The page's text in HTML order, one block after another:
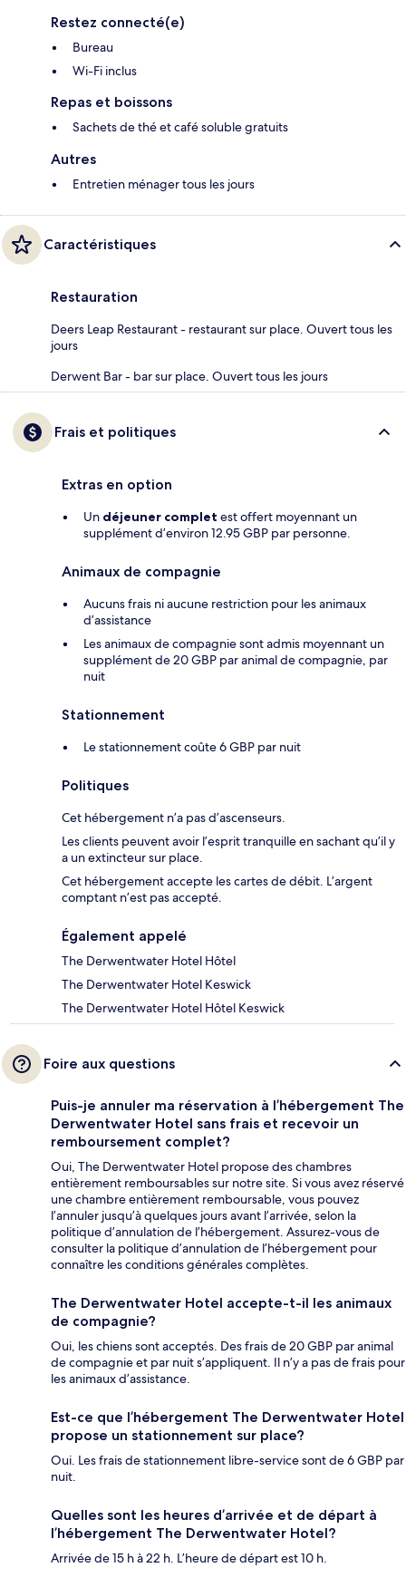
Restez connecté(e)
Bureau
Wi-Fi inclus
Repas et boissons
Sachets de thé et café soluble gratuits
Autres
Entretien ménager tous les jours
Caractéristiques
Restauration
Deers Leap Restaurant - restaurant sur place. Ouvert tous les
jours
Derwent Bar - bar sur place. Ouvert tous les jours
Frais et politiques
Extras en option
Un déjeuner complet est offert moyennant un
supplément d’environ 12.95 GBP par personne.
Animaux de compagnie
Aucuns frais ni aucune restriction pour les animaux
d’assistance
Les animaux de compagnie sont admis moyennant un
supplément de 20 GBP par animal de compagnie, par
nuit
Stationnement
Le stationnement coûte 6 GBP par nuit
Politiques
Cet hébergement n’a pas d’ascenseurs.
Les clients peuvent avoir l’esprit tranquille en sachant qu’il y
a un extincteur sur place.
Cet hébergement accepte les cartes de débit. L’argent
comptant n’est pas accepté.
Également appelé
The Derwentwater Hotel Hôtel
The Derwentwater Hotel Keswick
The Derwentwater Hotel Hôtel Keswick
Foire aux questions
Puis-je annuler ma réservation à l’hébergement The
Derwentwater Hotel sans frais et recevoir un
remboursement complet?
Oui, The Derwentwater Hotel propose des chambres
entièrement remboursables sur notre site. Si vous avez réservé
une chambre entièrement remboursable, vous pouvez
l’annuler jusqu’à quelques jours avant l’arrivée, selon la
politique d’annulation de l’hébergement. Assurez-vous de
consulter la politique d’annulation de l’hébergement pour
connaître les conditions générales complètes.
The Derwentwater Hotel accepte-t-il les animaux
de compagnie?
Oui, les chiens sont acceptés. Des frais de 20 GBP par animal
de compagnie et par nuit s’appliquent. Il n’y a pas de frais pour
les animaux d’assistance.
Est-ce que l’hébergement The Derwentwater Hotel
propose un stationnement sur place?
Oui. Les frais de stationnement libre-service sont de 6 GBP par
nuit.
Quelles sont les heures d’arrivée et de départ à
l’hébergement The Derwentwater Hotel?
Arrivée de 15 h à 22 h. L’heure de départ est 10 h.